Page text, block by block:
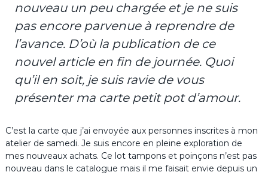
nouveau un peu chargée et je ne suis
pas encore parvenue à reprendre de
l’avance. D’où la publication de ce
nouvel article en fin de journée. Quoi
qu’il en soit, je suis ravie de vous
présenter ma carte petit pot d’amour.
C’est la carte que j’ai envoyée aux personnes inscrites à mon
atelier de samedi. Je suis encore en pleine exploration de
mes nouveaux achats. Ce lot tampons et poinçons n’est pas
nouveau dans le catalogue mais il me faisait envie depuis un